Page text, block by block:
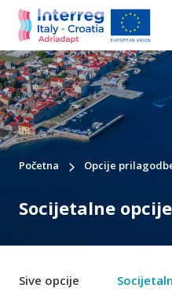
Početna Opcije
Socijetalne opcije
Sive opcije